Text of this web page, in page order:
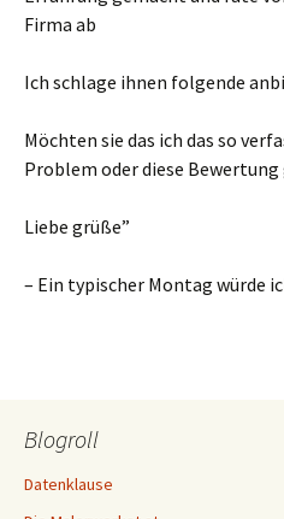
Firma ab
Ich schlage ihnen folgende
Möchten sie das ich das so
Problem oder diese
Liebe grüße”
– Ein typischer Montag würde
Blogroll
Datenklause